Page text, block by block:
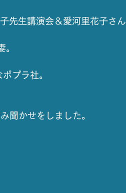
先生講演会＆愛河里花子さん
。
プラ社。
聞かせをしました。